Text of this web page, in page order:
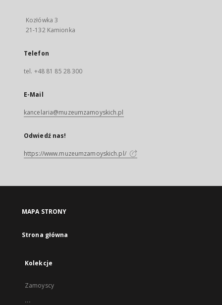
Kozłówka 3
21-132 Kamionka
Telefon
tel. +48 81 85 28 300
E-Mail
kancelaria@muzeumzamoyskich.pl
Odwiedź nas!
https://www.muzeumzamoyskich.pl/
MAPA STRONY
Strona główna
Kolekcje
Zamoyscy
...